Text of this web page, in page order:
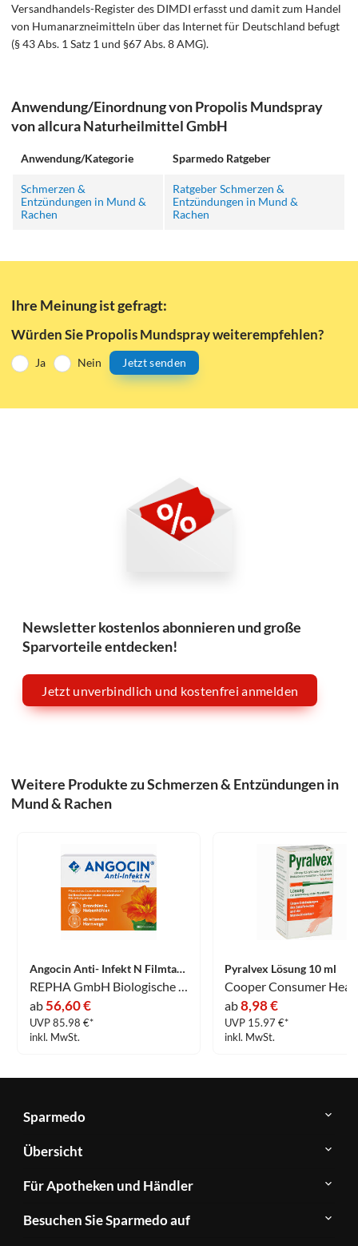
Versandhandels-Register des DIMDI erfasst und damit zum Handel
von Humanarzneimitteln über das Internet für Deutschland befugt
(§ 43 Abs. 1 Satz 1 und §67 Abs. 8 AMG).
Anwendung/Einordnung von Propolis Mundspray
von allcura Naturheilmittel GmbH
Anwendung/Kategorie Sparmedo Ratgeber
Schmerzen &
Entzündungen in Mund &
Rachen
Ratgeber Schmerzen &
Entzündungen in Mund &
Rachen
Ihre Meinung ist gefragt:
Würden Sie Propolis Mundspray weiterempfehlen?
Ja Nein Jetzt senden
Newsletter kostenlos abonnieren und große
Sparvorteile entdecken!
Jetzt unverbindlich und kostenfrei anmelden
Weitere Produkte zu Schmerzen & Entzündungen in
Mund & Rachen
Angocin Anti- Infekt N Filmtabletten 500 Stück
REPHA GmbH Biologische Arzneimittel
ab56,60 €
UVP 85.98 €*
inkl. MwSt.
Pyralvex Lösung 10 ml
ab8,98 €
UVP 15.97 €*
inkl. MwSt.
Sparmedo
Über
Sparmedo
FAQ
Kontakt
Übersicht
Herstellerverzeichnis
Produkte
A-
Für Apotheken und Händler
&
Besuchen Sie Sparmedo auf